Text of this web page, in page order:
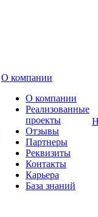
О компании
О компании
Реализованные
проекты
Отзывы
Партнеры
Реквизиты
Контакты
Карьера
База знаний